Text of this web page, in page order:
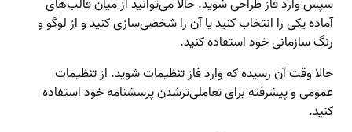
سپس وارد فاز طراحی شوید. حالا می‌توانید از میان قالب‌های
آماده یکی را انتخاب کنید یا آن را شخصی‌سازی کنید و از لوگو و
رنگ سازمانی خود استفاده کنید.
حالا وقت آن رسیده که وارد فاز تنظیمات شوید. از تنظیمات
عمومی و پیشرفته برای تعاملی‌ترشدن پرسشنامه خود استفاده
کنید.